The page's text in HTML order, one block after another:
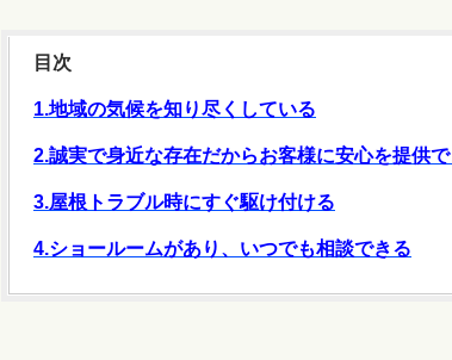
目次
1.地域の気候を知り尽くしている
2.誠実で身近な存在だからお客様に安心を提供
3.屋根トラブル時にすぐ駆け付ける
4.ショールームがあり、いつでも相談できる